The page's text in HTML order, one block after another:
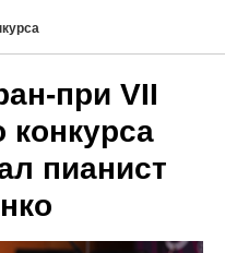
при VII
конкурса
пианист